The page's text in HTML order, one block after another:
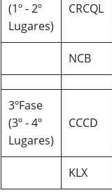
(1º - 2º
Lugares)
CRCQL
NCB
3ºFase
(3º - 4º
Lugares)
CCCD
KLX